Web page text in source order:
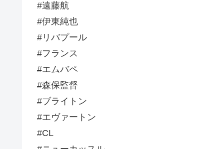
#遠藤航
#伊東純也
#リバプール
#フランス
#エムバペ
#森保監督
#ブライトン
#エヴァートン
#CL